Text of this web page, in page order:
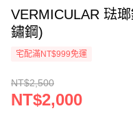
VERMICULAR 琺
鏽鋼)
宅配滿NT$999免運
NT$2,500
NT$2,000